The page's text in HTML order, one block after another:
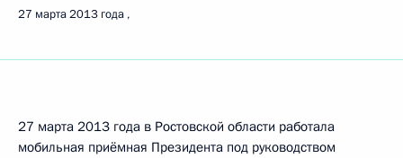
27 марта 2013 года
27 марта 2013 года в Ростовской области работала
мобильная приёмная Президента под руководством